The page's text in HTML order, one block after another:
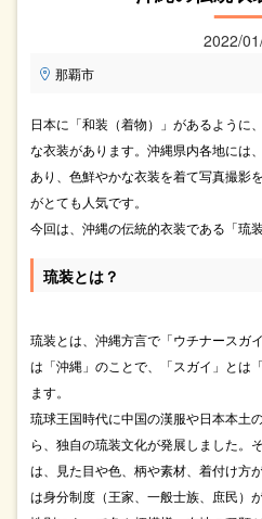
2022/
那覇市
日本に「和装（着物）」があるように
な衣装があります。沖縄県内各地には
あり、色鮮やかな衣装を着て写真撮影
がとても人気です。
今回は、沖縄の伝統的衣装である「琉
琉装とは？
琉装とは、沖縄方言で「ウチナースガ
は「沖縄」のことで、「スガイ」とは
ます。
琉球王国時代に中国の漢服や日本本土
ら、独自の琉装文化が発展しました。
は、見た目や色、柄や素材、着付け方
は身分制度（王家、一般士族、庶民）